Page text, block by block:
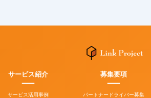
サービス紹介
サービス活用事例
募集要項
パートナードライバー募集